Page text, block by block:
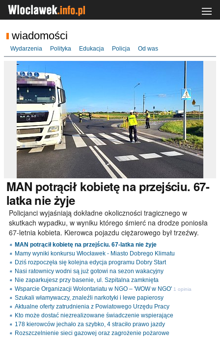
wiadomości
Wydarzenia Polityka Edukacja Policja Od was
MAN potrącił kobietę na przejściu. 67-
latka nie żyje
Policjanci wyjaśniają dokładne okoliczności tragicznego w
skutkach wypadku, w wyniku którego śmierć na drodze poniosła
67-letnia kobieta. Kierowca pojazdu ciężarowego był trzeźwy.
MAN potrącił kobietę na przejściu. 67-latka nie żyje
Mamy wyniki konkursu Włocławek - Miasto Dobrego Klimatu
Dziś rozpoczęła się kolejna edycja programu Dobry Start
Nasi ratownicy wodni są już gotowi na sezon wakacyjny
Nie zaparkujesz przy basenie, ul. Szpitalna zamknięta
Wsparcie Organizacji Wolontariatu w NGO – 'WOW w NGO' 1 opinia
Szukali włamywaczy, znaleźli narkotyki i lewe papierosy
Aktualne oferty zatrudnienia z Powiatowego Urzędu Pracy
Kto może dostać niezrealizowane świadczenie wspierające
178 kierowców jechało za szybko, 4 straciło prawo jazdy
Rozszczelnienie sieci gazowej oraz zagrożenie pożarowe